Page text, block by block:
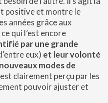
positive et montre le
années grâce aux
qui l’est encore
par une grande
eux) et leur volonté
modes de
clairement perçu par les
pouvoir ajuster et